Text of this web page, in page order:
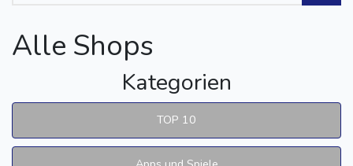
Alle Shops
Kategorien
TOP 10